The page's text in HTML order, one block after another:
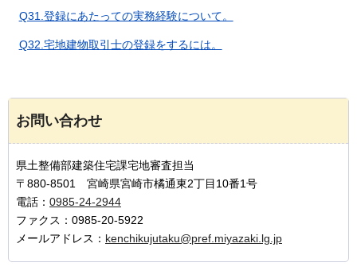
Q31.登録にあたっての実務経験について。
Q32.宅地建物取引士の登録をするには。
お問い合わせ
県土整備部建築住宅課宅地審査担当
〒880-8501 宮崎県宮崎市橘通東2丁目10番1号
電話： 0985-24-2944
ファクス：0985-20-5922
メールアドレス： kenchikujutaku@pref.miyazaki.lg.jp